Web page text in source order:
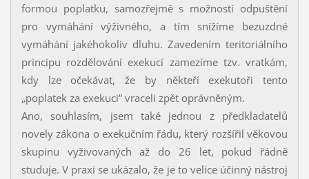
formou poplatku, samozřejmě s možností odpuštění
pro vymáhání výživného, a tím snížíme bezuzdné
vymáhání jakéhokoliv dluhu. Zavedením teritoriálního
principu rozdělování exekucí zamezíme tzv. vratkám,
kdy lze očekávat, že by někteří exekutoři tento
„poplatek za exekuci“ vraceli zpět oprávněným.
Ano, souhlasím, jsem také jednou z předkladatelů
novely zákona o exekučním řádu, který rozšířil věkovou
skupinu vyživovaných až do 26 let, pokud řádně
studuje. V praxi se ukázalo, že je to velice účinný nástroj